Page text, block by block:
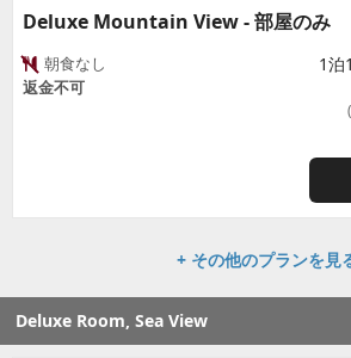
Deluxe Mountain View - 部屋のみ
朝食なし
返金不可
1泊
+ その他のプランを見
Deluxe Room, Sea View